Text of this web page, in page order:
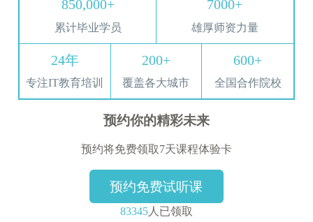
850,000+
累计毕业学员
7000+
雄厚师资力量
24年
专注IT教育培训
200+
覆盖各大城市
600+
全国合作院校
预约你的精彩未来
预约将免费领取7天课程体验卡
预约免费试听课
83345 人已领取